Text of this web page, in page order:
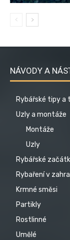
NÁVODY A
Rybářské tipy a
Uzly a montáže
Montáže
Uzly
Rybářské
Rybaření v
Krmné směsi
Partikly
Rostlinné
Umělé